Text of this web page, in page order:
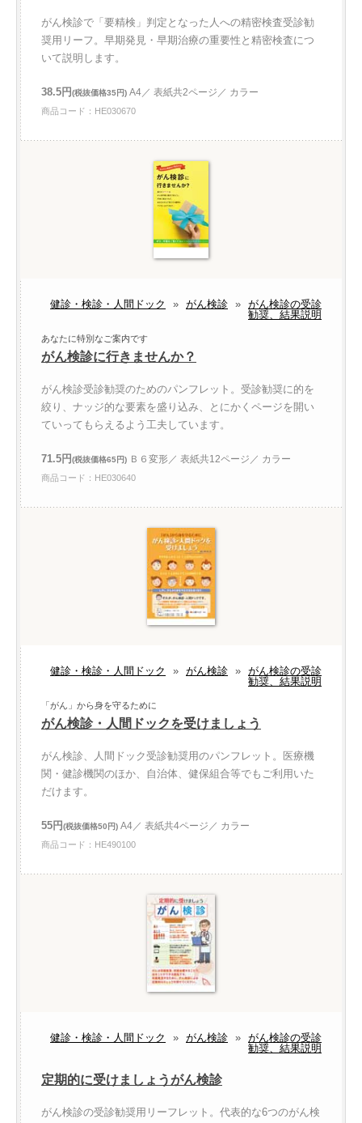
がん検診で「要精検」判定となった人への精密検査受診勧
奨用リーフ。早期発見・早期治療の重要性と精密検査につ
いて説明します。
38.5円(税抜価格35円) A4／ 表紙共2ページ／ カラー
商品コード：HE030670
健診・検診・人間ドック » がん検診 » がん検診の受診
勧奨、結果説明
あなたに特別なご案内です
がん検診に行きませんか？
がん検診受診勧奨のためのパンフレット。受診勧奨に的を
絞り、ナッジ的な要素を盛り込み、とにかくページを開い
ていってもらえるよう工夫しています。
71.5円(税抜価格65円) Ｂ６変形／ 表紙共12ページ／ カラー
商品コード：HE030640
健診・検診・人間ドック » がん検診 » がん検診の受診
勧奨、結果説明
「がん」から身を守るために
がん検診・人間ドックを受けましょう
がん検診、人間ドック受診勧奨用のパンフレット。医療機
関・健診機関のほか、自治体、健保組合等でもご利用いた
だけます。
55円(税抜価格50円) A4／ 表紙共4ページ／ カラー
商品コード：HE490100
健診・検診・人間ドック » がん検診 » がん検診の受診
勧奨、結果説明
定期的に受けましょうがん検診
がん検診の受診勧奨用リーフレット。代表的な6つのがん検